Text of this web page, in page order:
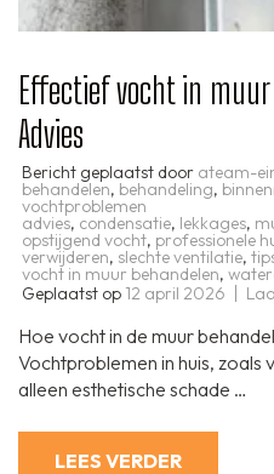
Effectief vocht in
Advies
Bericht geplaatst door ateam-
behandelen, behandeling,
vochtproblemen
advies, condensatie, lekkages,
opstijgend vocht, professionele
verwijderen, slechte ventilatie,
vocht in muur behandelen,
Geplaatst op 12 april 2026
Hoe vocht in de muur
Vochtproblemen in huis, zoals
alleen esthetische schade …
LEES VERDER